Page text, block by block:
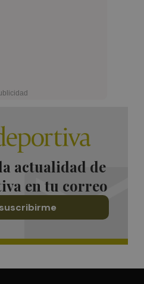
actualidad de
en tu correo